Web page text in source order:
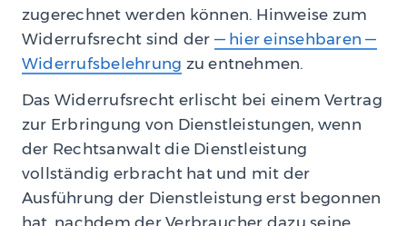
zugerechnet werden können. Hinweise zum
Widerrufsrecht sind der — hier einsehbaren —
Widerrufsbelehrung zu entnehmen.
Das Widerrufsrecht erlischt bei einem Vertrag
zur Erbringung von Dienstleistungen, wenn
der Rechtsanwalt die Dienstleistung
vollständig erbracht hat und mit der
Ausführung der Dienstleistung erst begonnen
hat, nachdem der Verbraucher dazu seine